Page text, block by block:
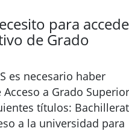
para
de Grado
es necesario haber
a Grado Superior
títulos:
a la universidad para